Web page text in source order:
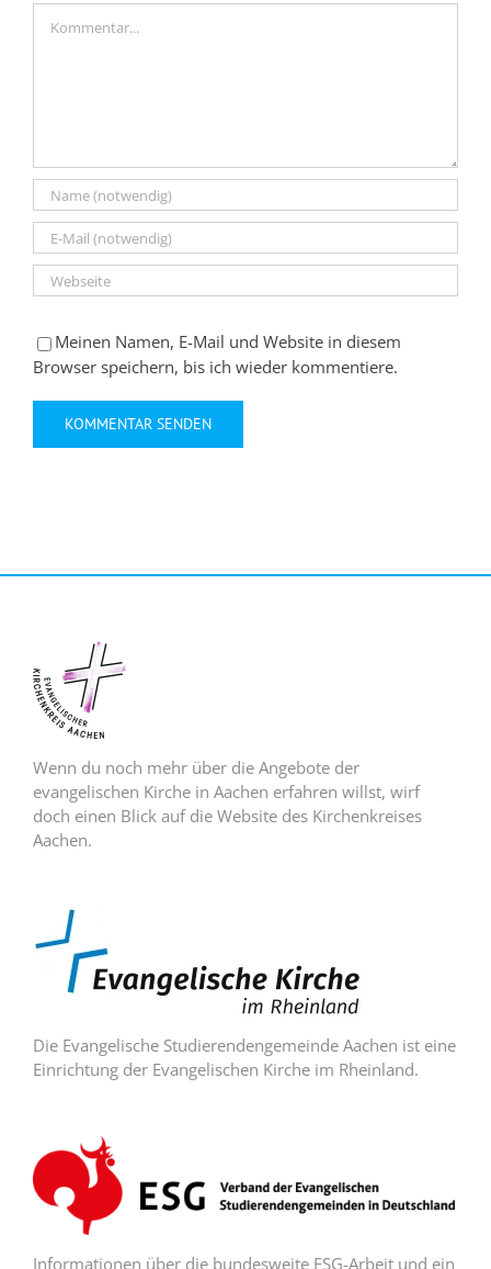
Meinen Namen, E-Mail und Website in diesem
Browser speichern, bis ich wieder kommentiere.
Wenn du noch mehr über die Angebote der
evangelischen Kirche in Aachen erfahren willst, wirf
doch einen Blick auf die Website des Kirchenkreises
Aachen.
Die Evangelische Studierendengemeinde Aachen ist eine
Einrichtung der Evangelischen Kirche im Rheinland.
Informationen über die bundesweite ESG-Arbeit und ein